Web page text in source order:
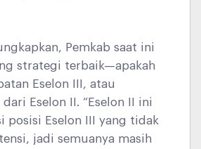
Pemkab saat ini
strategi terbaik—apakah
Eselon III, atau
Eselon II. “Eselon II ini
posisi Eselon III yang tidak
jadi semuanya masih